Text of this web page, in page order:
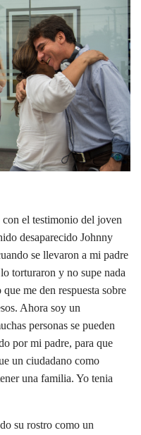
el testimonio del joven
desaparecido Johnny
se llevaron a mi padre
torturaron y no supe nada
me den respuesta sobre
Ahora soy un
personas se pueden
por mi padre, para que
un ciudadano como
una familia. Yo tenia
su rostro como un